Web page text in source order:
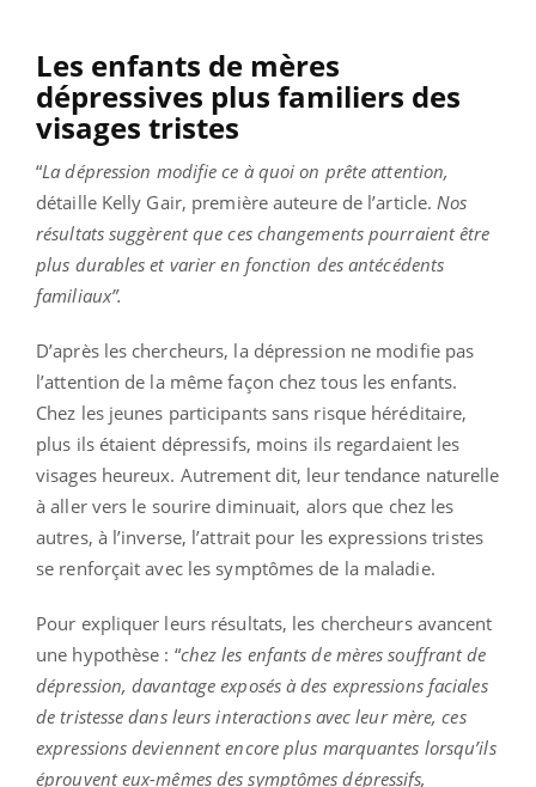
Les enfants de mères
dépressives plus familiers des
visages tristes
“La dépression modifie ce à quoi on prête attention,
détaille Kelly Gair, première auteure de l’article. Nos
résultats suggèrent que ces changements pourraient être
plus durables et varier en fonction des antécédents
familiaux”.
D’après les chercheurs, la dépression ne modifie pas
l’attention de la même façon chez tous les enfants.
Chez les jeunes participants sans risque héréditaire,
plus ils étaient dépressifs, moins ils regardaient les
visages heureux. Autrement dit, leur tendance naturelle
à aller vers le sourire diminuait, alors que chez les
autres, à l’inverse, l’attrait pour les expressions tristes
se renforçait avec les symptômes de la maladie.
Pour expliquer leurs résultats, les chercheurs avancent
une hypothèse : “chez les enfants de mères souffrant de
dépression, davantage exposés à des expressions faciales
de tristesse dans leurs interactions avec leur mère, ces
expressions deviennent encore plus marquantes lorsqu’ils
éprouvent eux-mêmes des symptômes dépressifs,